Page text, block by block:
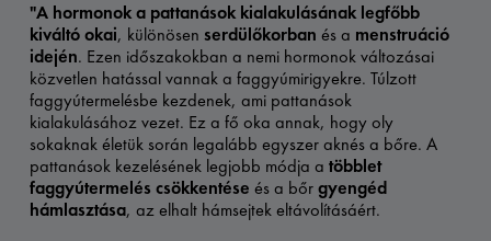
"A hormonok a pattanások kialakulásának legfőbb
kiváltó okai, különösen serdülőkorban és a menstruáció
idején. Ezen időszakokban a nemi hormonok változásai
közvetlen hatással vannak a faggyúmirigyekre. Túlzott
faggyútermelésbe kezdenek, ami pattanások
kialakulásához vezet. Ez a fő oka annak, hogy oly
sokaknak életük során legalább egyszer aknés a bőre. A
pattanások kezelésének legjobb módja a többlet
faggyútermelés csökkentése és a bőrgyengéd
hámlasztása, az elhalt hámsejtek eltávolításáért.​